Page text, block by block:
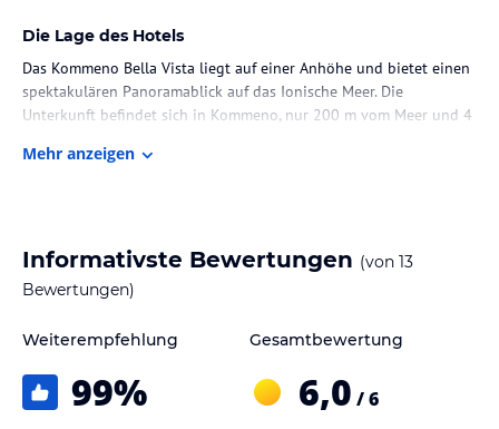
Die Lage des Hotels
Das Kommeno Bella Vista liegt auf einer Anhöhe und bietet einen
spektakulären Panoramablick auf das Ionische Meer. Die
Unterkunft befindet sich in Kommeno, nur 200 m vom Meer und 4
perfekt für alle, die die ruhige und idyllische Atmosphäre der
WLAN steht Ihnen in den öffentlichen Bereichen kostenfrei zur
Verfügung und kostenlose Privatparkplätze sind ebenfalls
vorhanden.
Zimmer / Unterbringung im Hotel
Das Kommeno Bella Vista bietet komfortable Studios und
Apartments mit einer Küchenzeile, die mit einem kleinen Backofen
Mehr anzeigen
Informativste Bewertungen (von 13
Bewertungen)
Weiterempfehlung
99%
Gesamtbewertung
6,0 / 6